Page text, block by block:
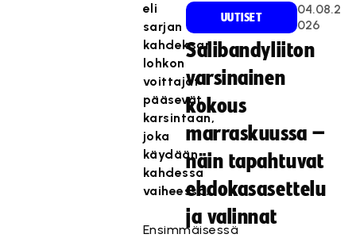
eli
sarjan
kahdeksan
lohkon
voittajat
pääsevät
karsintaan,
joka
käydään
kahdessa
vaiheessa.
Ensimmäisessä
UUTISET
04.08.2
026
Salibandyliiton
varsinainen
kokous
marraskuussa –
näin tapahtuvat
ehdokasasettelu
ja valinnat